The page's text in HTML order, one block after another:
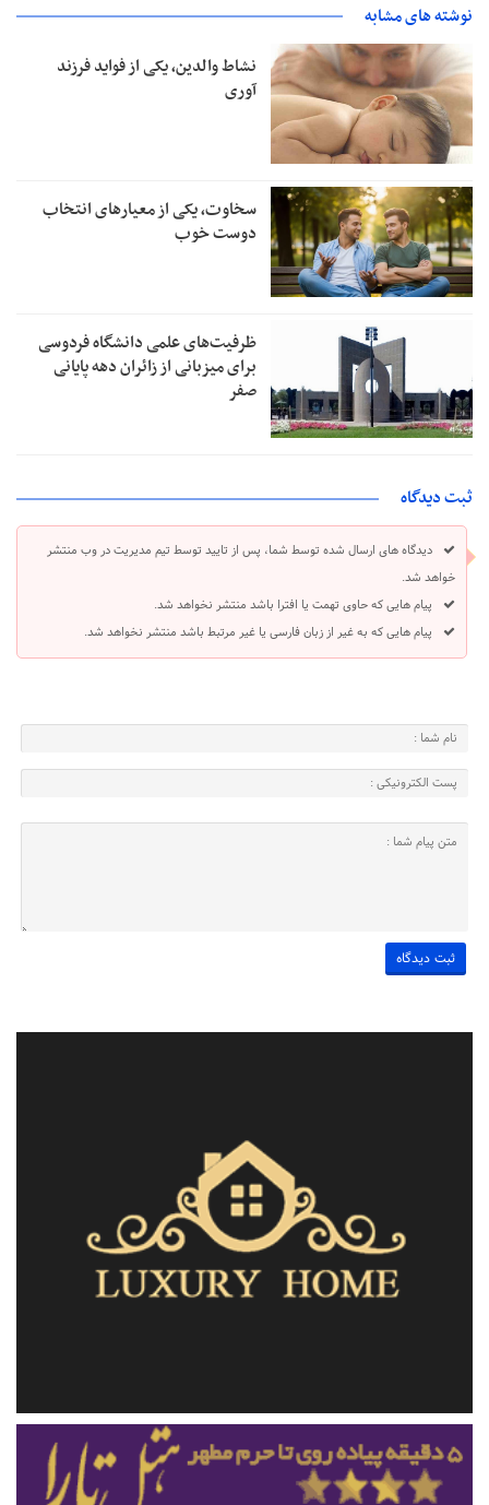
نوشته های مشابه
نشاط والدین، یکی از فواید فرزند
آوری
سخاوت، یکی از معیارهای انتخاب
دوست خوب
ظرفیت‌های علمی دانشگاه فردوسی
برای میزبانی از زائران دهه پایانی
صفر
ثبت دیدگاه
دیدگاه های ارسال شده توسط شما، پس از تایید توسط تیم مدیریت در وب منتشر
خواهد شد.
پیام هایی که حاوی تهمت یا افترا باشد منتشر نخواهد شد.
پیام هایی که به غیر از زبان فارسی یا غیر مرتبط باشد منتشر نخواهد شد.